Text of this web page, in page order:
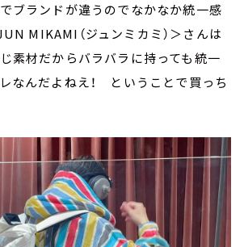
ブランドが違うのでなかなか統一感
MIKAMI（ジュンミカミ）＞さんは
素材だからバラバラに持っても統一
なんだよねえ！ ということで買っち